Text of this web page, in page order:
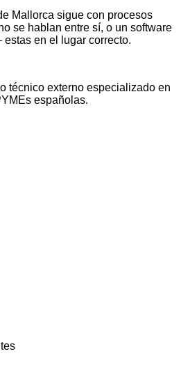
Mallorca sigue con procesos
se hablan entre sí, o un software
en el lugar correcto.
técnico externo especializado en
españolas.